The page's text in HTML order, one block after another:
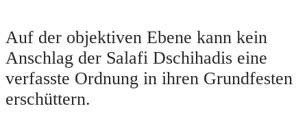
Auf der objektiven Ebene kann kein
Anschlag der Salafi Dschihadis eine
verfasste Ordnung in ihren Grundfesten
erschüttern.